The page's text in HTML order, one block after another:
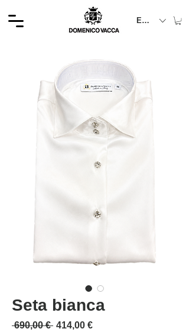
EUR (€)
Seta bianca
690,00 € Prezzo regolare
414,00 €Prezzo scontato